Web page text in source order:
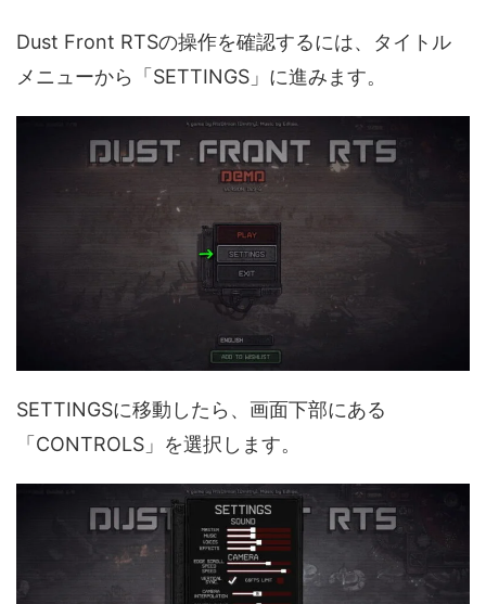
Dust Front RTSの操作を確認するには、タイトル
メニューから「SETTINGS」に進みます。
SETTINGSに移動したら、画面下部にある
「CONTROLS」を選択します。